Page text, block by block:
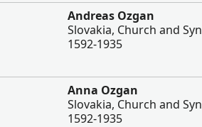
Andreas Ozgan
Slovakia, Church and
1592-1935
Anna Ozgan
Slovakia, Church and
1592-1935